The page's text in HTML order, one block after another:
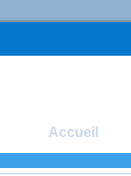
Accueil